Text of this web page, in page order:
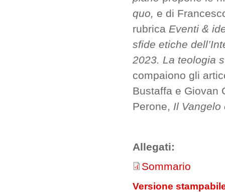
quo, e di
rubrica Eventi &
sfide etiche
2023. La teologia
compaiono gli
Bustaffa e Giovan
Perone, Il Vangelo
Allegati:
Sommario
Versione